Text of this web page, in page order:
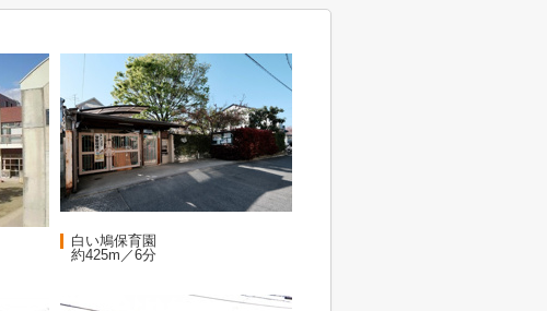
白い鳩保育園
約425m／6分